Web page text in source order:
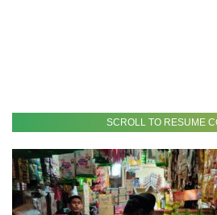
SCROLL TO RESUME